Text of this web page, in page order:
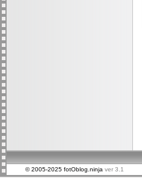
© 2005-2025 fotOblog.ninja ver 3.1